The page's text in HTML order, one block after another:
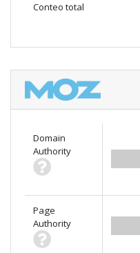
Conteo total
Domain
Authority
Page
Authority